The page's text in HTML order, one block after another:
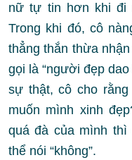
nữ tự tin hơn khi đi
Trong khi đó, cô
thẳng thắn thừa
gọi là “người đẹp
sự thật, cô cho
muốn mình xinh
quá đà của mình thì
thể nói “không”.